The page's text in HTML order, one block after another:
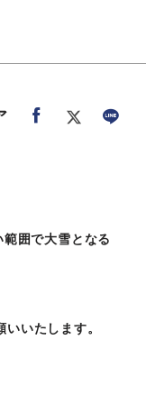
囲で大雪となる
いたします。